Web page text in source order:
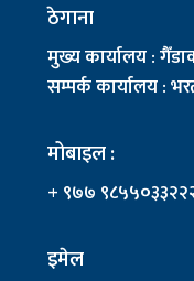
ठेगाना
मुख्य कार्यालय :
सम्पर्क कार्यालय :
मोबाइल :
+ ९७७
इमेल